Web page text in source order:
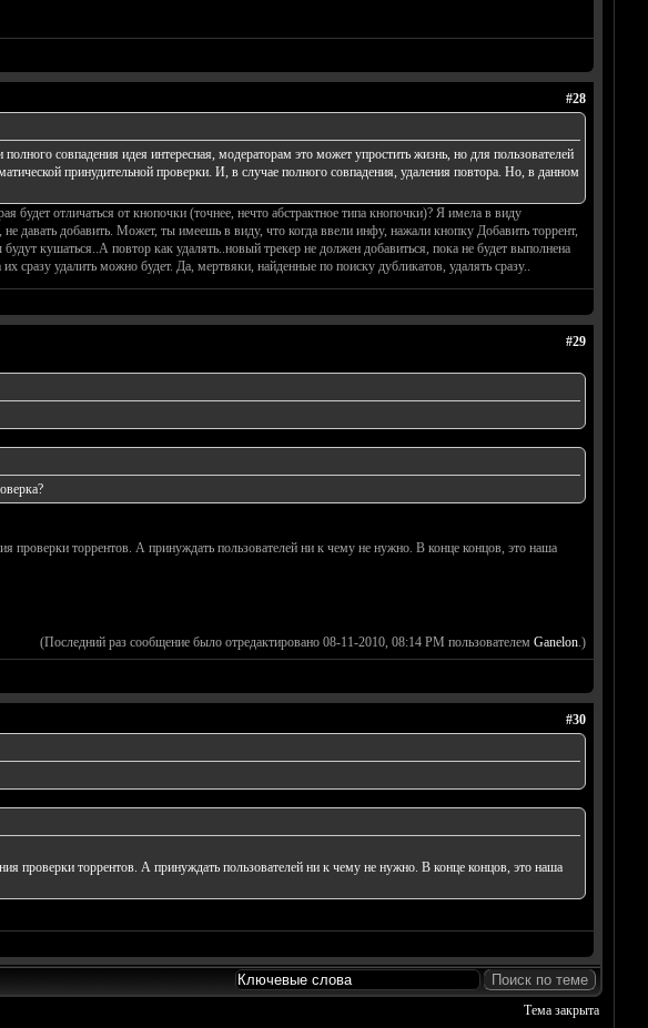
#28
совпадения идея интересная, модераторам это может упростить жизнь, но для пользователей
принудительной проверки. И, в случае полного совпадения, удаления повтора. Но, в данном
отличаться от кнопочки (точнее, нечто абстрактное типа кнопочки)? Я имела в виду
давать добавить. Может, ты имеешь в виду, что когда ввели инфу, нажали кнопку Добавить торрент,
кушаться..А повтор как удалять..новый трекер не должен добавиться, пока не будет выполнена
удалить можно будет. Да, мертвяки, найденные по поиску дубликатов, удалять сразу..
#29
торрентов. А принуждать пользователей ни к чему не нужно. В конце концов, это наша
(Последний раз сообщение было отредактировано 08-11-2010, 08:14 PM пользователем Ganelon.)
#30
проверки торрентов. А принуждать пользователей ни к чему не нужно. В конце концов, это наша
Тема закрыта